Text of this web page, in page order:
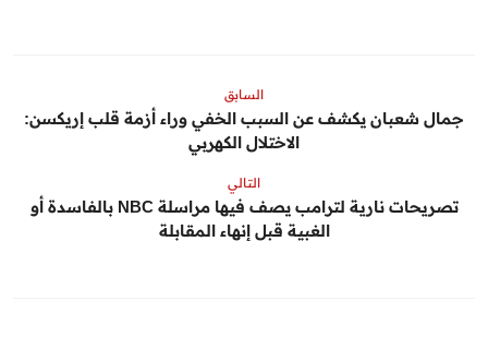
السابق
جمال شعبان يكشف عن السبب الخفي وراء أزمة قلب إريكسن:
الاختلال الكهربي
التالي
تصريحات نارية لترامب يصف فيها مراسلة NBC بالفاسدة أو
الغبية قبل إنهاء المقابلة